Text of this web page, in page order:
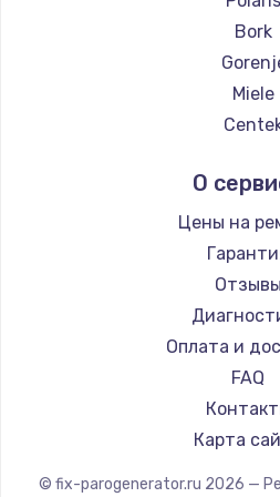
Замена
2500 руб.
Заказать
Замена
Заказать
900 руб.
Установка /
1300
Bork
Miele
Hotpoint
DELTA
Silter
Chayka
Beko
Vivitek
RED
О
Цены на
Отзывы
Оплата и
FAQ
Карта
© fix-parogenerator.ru 2026 —